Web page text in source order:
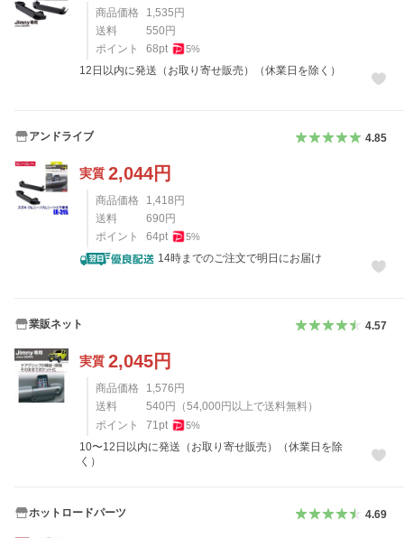
商品価格 1,535円
送料
550円
ポイント
68pt 5%
12日以内に発送（お取り寄せ販売）（休業日を除く）
アンドライブ 4.85
実質 2,044円
商品価格 1,418円
送料
690円
ポイント
64pt 5%
14時までのご注文で明日にお届け
業販ネット 4.57
実質 2,045円
商品価格 1,576円
送料
540円 （54,000円以上で送料無料）
ポイント
71 pt 5%
10〜12日以内に発送（お取り寄せ販売）（休業日を除
く）
ホットロードパーツ 4.69